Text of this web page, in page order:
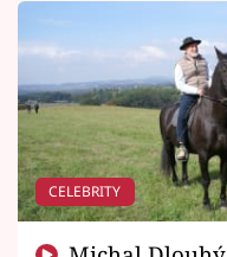
CELEBRITY